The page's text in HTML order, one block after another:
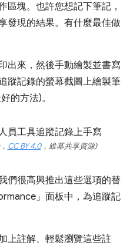
區塊。也許您想記下筆記，
發現的結果。有什麼最佳做
出來，然後手動繪製並書寫
蹤記錄的螢幕截圖上繪製筆
的方法)。
， CC BY 4.0，維基共享資源)
我們很高興推出這些選項的替
」 面板中，為追蹤記
上註解、輕鬆瀏覽這些註